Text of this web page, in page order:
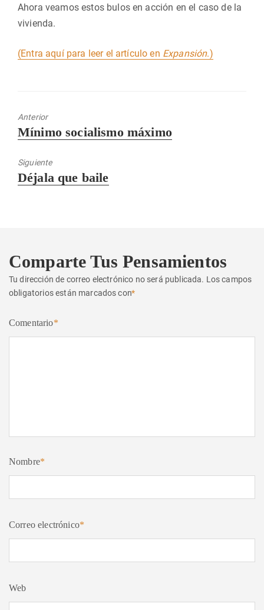
Ahora veamos estos bulos en acción en el caso de la
vivienda.
(Entra aquí para leer el artículo en Expansión.)
Anterior
Entrada
Mínimo socialismo máximo
Siguiente
Entrada
Déjala que baile
Comparte Tus Pensamientos
Tu dirección de correo electrónico no será publicada. Los campos
obligatorios están marcados con*
Comentario*
Nombre*
Correo electrónico*
Web